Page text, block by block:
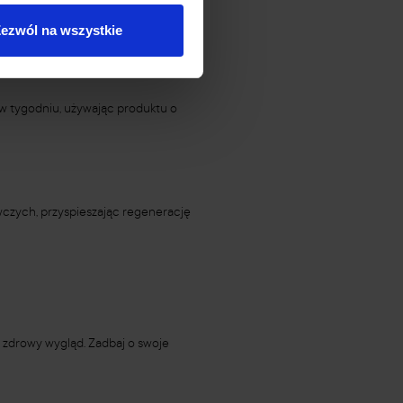
na wszystkie
tygodniu, używając produktu o
przyspieszając regenerację
wygląd. Zadbaj o swoje